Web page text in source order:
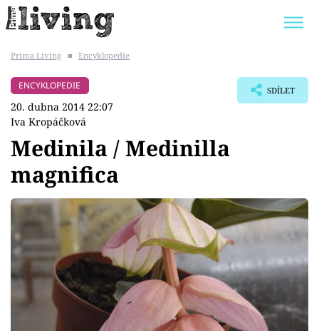
BYDLENÍ SLAVNÝCH
Témata
Bydlení
Zahrada
Design
Sledujte prima+
Prima Living ■ Encyklopedie
ENCYKLOPEDIE
20. dubna 2014 22:07
Iva Kropáčková
SDÍLET
Medinila / Medinilla
magnifica